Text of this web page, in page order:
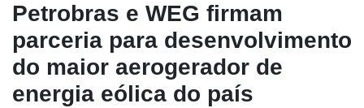
Petrobras e WEG firmam
parceria para desenvolvimento
do maior aerogerador de
energia eólica do país